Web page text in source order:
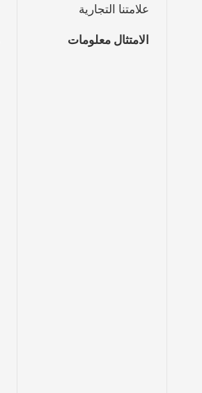
علامتنا التجارية
الامتثال معلومات